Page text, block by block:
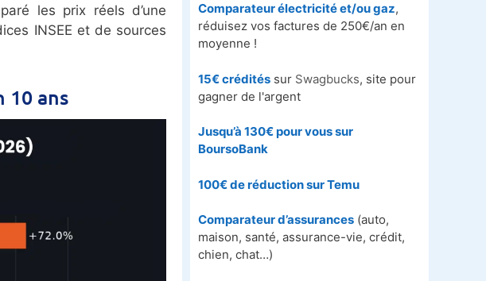
les prix réels d’une
INSEE et de sources
10 ans
Comparateur électricité et/ou gaz,
réduisez vos factures de 250€/an en
moyenne !
15€ crédités sur Swagbucks, site pour
gagner de l'argent
Jusqu’à 130€ pour vous sur
BoursoBank
100€ de réduction surTemu
Comparateur d’assurances (auto,
maison, santé, assurance-vie, crédit,
chien, chat…)